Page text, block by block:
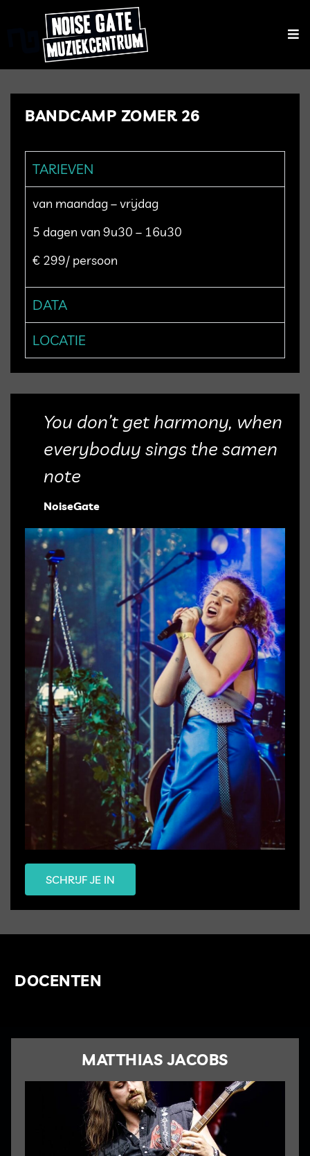
BANDCAMP ZOMER 26
TARIEVEN
van maandag – vrijdag
5 dagen van 9u30 – 16u30
€ 299/ persoon
DATA
LOCATIE
You don’t get harmony, when
everyboduy sings the samen
note
NoiseGate
SCHRIJF JE IN
DOCENTEN
MATTHIAS JACOBS